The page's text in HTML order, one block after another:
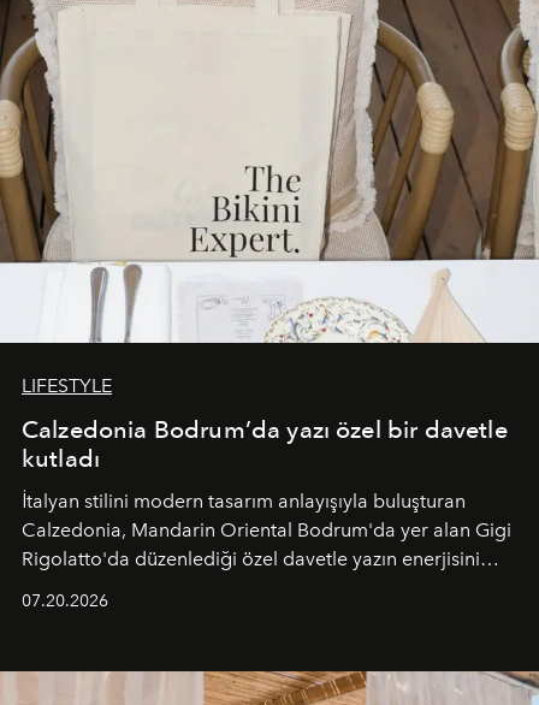
sürükleyici ve mevsime özel bir deneyime dönüştürüyor.
LIFESTYLE
Calzedonia Bodrum’da yazı özel bir davetle
kutladı
İtalyan stilini modern tasarım anlayışıyla buluşturan
Calzedonia, Mandarin Oriental Bodrum'da yer alan Gigi
Rigolatto'da düzenlediği özel davetle yazın enerjisini
07.20.2026